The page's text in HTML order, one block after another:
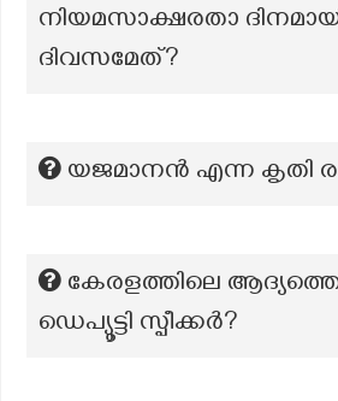
നിയമസാക്ഷരതാ
ദിവസമേത്?
യജമാനൻ എന്ന കൃതി
കേരളത്തിലെ
ഡെപ്യൂട്ടി സ്പീക്കര്‍?